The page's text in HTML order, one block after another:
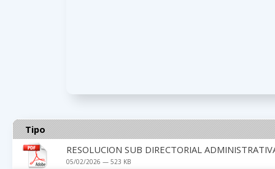
Tipo
RESOLUCION SUB DIRECTORIAL
05/02/2026 — 523 KB